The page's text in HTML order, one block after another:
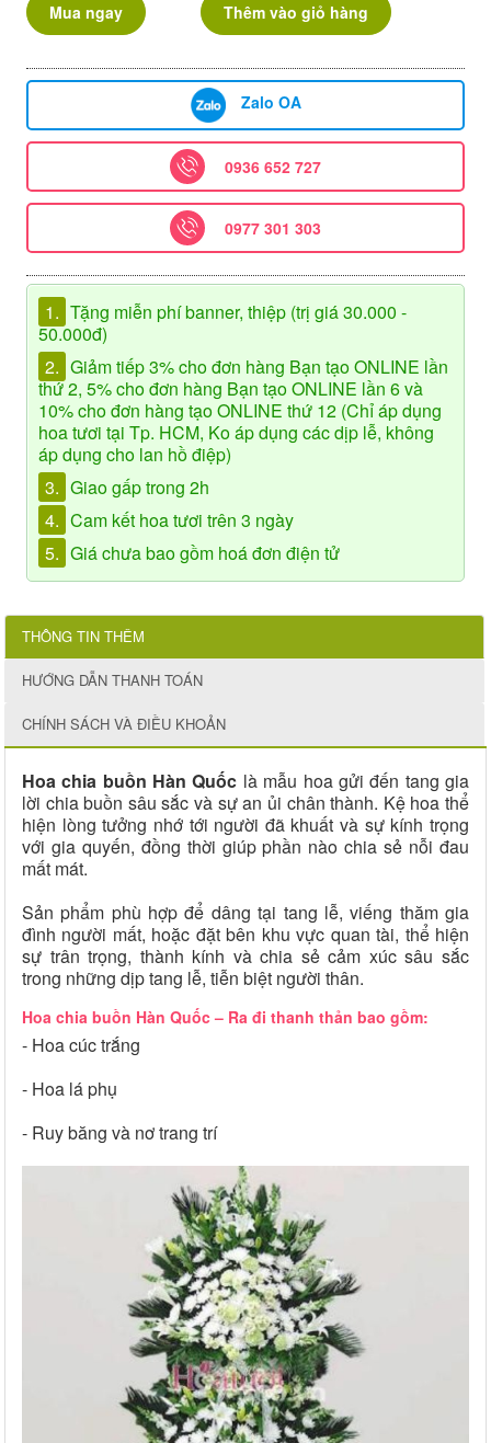
Mua ngay Thêm vào giỏ hàng
Zalo OA
0936 652 727
0977 301 303
1. Tặng miễn phí banner, thiệp (trị giá 30.000 -
50.000đ)
2. Giảm tiếp 3% cho đơn hàng Bạn tạo ONLINE lần
thứ 2, 5% cho đơn hàng Bạn tạo ONLINE lần 6 và
10% cho đơn hàng tạo ONLINE thứ 12 (Chỉ áp dụng
hoa tươi tại Tp. HCM, Ko áp dụng các dịp lễ, không
áp dụng cho lan hồ điệp)
3. Giao gấp trong 2h
4. Cam kết hoa tươi trên 3 ngày
5. Giá chưa bao gồm hoá đơn điện tử
THÔNG TIN THÊM
HƯỚNG DẪN THANH TOÁN
CHÍNH SÁCH VÀ ĐIỀU KHOẢN
Hoa chia buồn Hàn Quốc là mẫu hoa gửi đến tang gia
lời chia buồn sâu sắc và sự an ủi chân thành. Kệ hoa thể
hiện lòng tưởng nhớ tới người đã khuất và sự kính trọng
với gia quyến, đồng thời giúp phần nào chia sẻ nỗi đau
mất mát.
Sản phẩm phù hợp để dâng tại tang lễ, viếng thăm gia
đình người mất, hoặc đặt bên khu vực quan tài, thể hiện
sự trân trọng, thành kính và chia sẻ cảm xúc sâu sắc
trong những dịp tang lễ, tiễn biệt người thân.
Hoa chia buồn Hàn Quốc – Ra đi thanh thản bao gồm:
- Hoa cúc trắng
- Hoa lá phụ
- Ruy băng và nơ trang trí